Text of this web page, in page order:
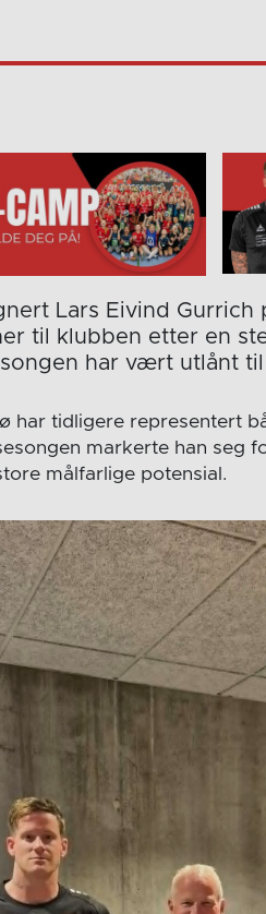
Lars Eivind Gurrich
til klubben etter en
har vært utlånt til
har tidligere representert
markerte han seg
målfarlige potensial.